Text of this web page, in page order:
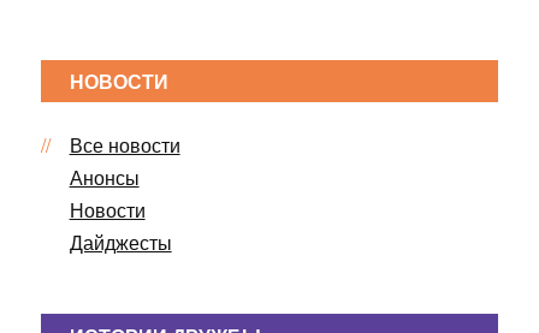
в
а
з
НОВОСТИ
Все новости
Анонсы
Новости
Дайджесты